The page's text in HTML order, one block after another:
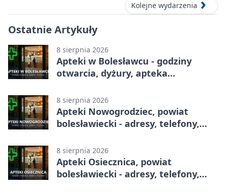
Kolejne wydarzenia
Ostatnie Artykuły
8 sierpnia 2026
Apteki w Bolesławcu - godziny
otwarcia, dyżury, apteka
8 sierpnia 2026
Apteki Nowogrodziec, powiat
bolesławiecki - adresy, telefony,
8 sierpnia 2026
Apteki Osiecznica, powiat
bolesławiecki - adresy, telefony,